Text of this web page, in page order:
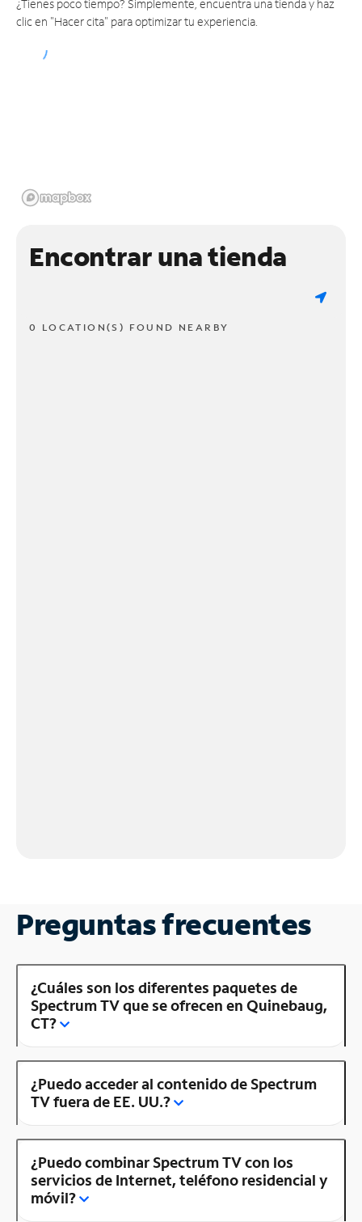
¿Tienes poco tiempo? Simplemente, encuentra una tienda y haz
clic en "Hacer cita" para optimizar tu experiencia.
Encontrar una tienda
0 LOCATION(S) FOUND NEARBY
Preguntas frecuentes
¿Cuáles son los diferentes paquetes de
Spectrum TV que se ofrecen en Quinebaug,
CT?
¿Puedo acceder al contenido de Spectrum
TV fuera de EE. UU.?
¿Puedo combinar Spectrum TV con los
servicios de Internet, teléfono residencial y
móvil?